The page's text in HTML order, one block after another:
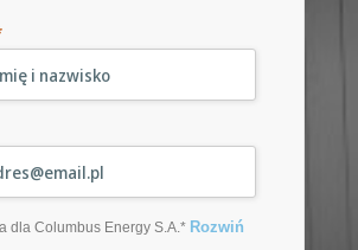
dla Columbus Energy S.A.* Rozwiń